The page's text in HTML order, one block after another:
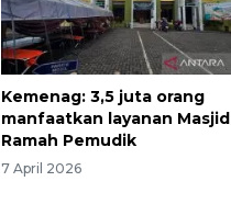
Kemenag: 3,5 juta orang
manfaatkan layanan Masjid
Ramah Pemudik
7 April 2026